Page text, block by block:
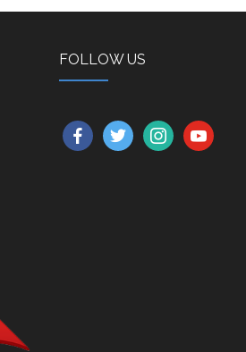
FOLLOW US
facebooktwitterinstagramyoutube